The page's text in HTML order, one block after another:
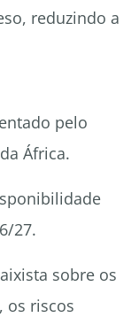
reduzindo a
pelo
África.
27.
sobre os
os riscos